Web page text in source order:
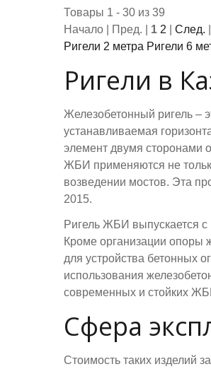
Товары 1 - 30 из 39
Начало | Пред. | 1 2 След.
Ригели 2 метра Ригели 6
Ригели в
Железобетонный ригель –
устанавливаемая
элемент двумя сторонами
ЖБИ применяются не
возведении мостов. Эта
2015.
Ригель ЖБИ выпускается
Кроме организации опоры
для устройства бетонных
использования
современных и стойких
Сфера
Стоимость таких изделий